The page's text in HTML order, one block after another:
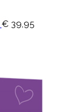
€ 39,95